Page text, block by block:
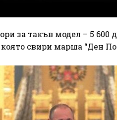
за такъв модел – 5
свири марша “Ден